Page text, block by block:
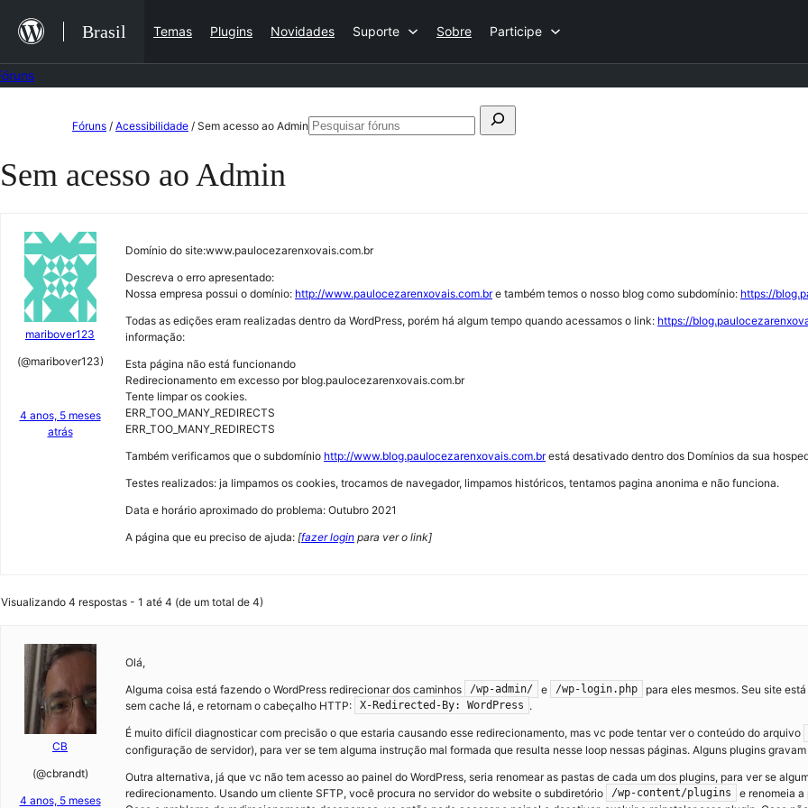
para
o
Brasil Temas Plugins Novidades Suporte Sobre Participe
o
Fóruns / Acessibilidade / Sem acesso ao AdminPesquisar
Pesquisar
Sem acesso ao Admin
maribover123
(@maribover123)
4 anos, 5 meses
atrás
Domínio do site:www.paulocezarenxovais.com.br
Descreva o erro apresentado:
Nossa empresa possui o domínio: http://www.paulocezarenxovais.com.bre também temos o nosso blog como subdomínio: https://
Todas as edições eram realizadas dentro da WordPress, porém há algum tempo quando acessamos o link: https://
informação:
Esta página não está funcionando
Redirecionamento em excesso por blog.paulocezarenxovais.com.br
Tente limpar os cookies.
ERR_TOO_MANY_REDIRECTS
ERR_TOO_MANY_REDIRECTS
Também verificamos que o subdomínio http://www.blog.paulocezarenxovais.com.brestá desativado dentro dos Domínios da sua
Testes realizados: ja limpamos os cookies, trocamos de navegador, limpamos históricos, tentamos pagina anonima e não funciona.
Data e horário aproximado do problema: Outubro 2021
A página que eu preciso de ajuda: [fazer login para ver o link]
Visualizando 4 respostas - 1 até 4 (de um total de 4)
CB
(@cbrandt)
4 anos, 5 meses
Olá,
Alguma coisa está fazendo o WordPress redirecionar dos caminhos
/wp-admin/ e /wp-login.php
para eles mesmos. Seu site
sem cache lá, e retornam o cabeçalho HTTP:
X-Redirected-By: WordPress .
É muito difícil diagnosticar com precisão o que estaria causando esse redirecionamento, mas vc pode tentar ver o conteúdo do arquivo
configuração de servidor), para ver se tem alguma instrução mal formada que resulta nesse loop nessas páginas. Alguns plugins
Outra alternativa, já que vc não tem acesso ao painel do WordPress, seria renomear as pastas de cada um dos plugins, para ver se
redirecionamento. Usando um cliente SFTP, você procura no servidor do website o subdiretório
/wp-content/plugins
e renomeia